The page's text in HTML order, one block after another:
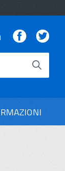
Facebook